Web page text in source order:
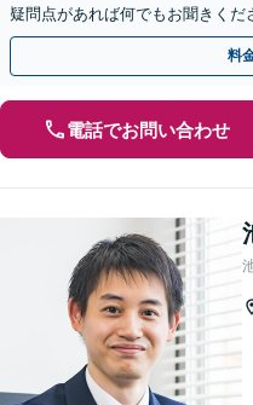
疑問点があれば何でもお聞きくだ
料
電話でお問い合わせ